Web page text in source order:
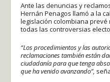
Ante las denuncias y
Hernán Penagos llamó a la
legislación colombiana
todas las controversias
“Los procedimientos y las
reclamaciones también están
ciudadanía para que tenga
que ha venido avanzando”,